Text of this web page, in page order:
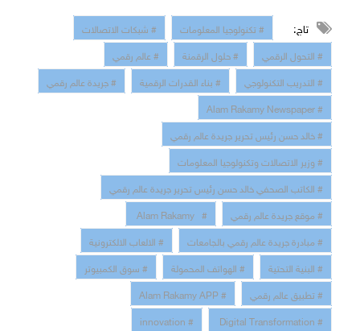
تاج: # تكنولوجيا المعلومات
# شبكات الاتصالات
# التحول الرقمي
# حلول الرقمنة
# عالم رقمي
# التدريب التكنولوجي
# بناء القدرات الرقمية
# جريدة عالم رقمي
# Alam Rakamy Newspaper
# خالد حسن رئيس تحرير جريدة عالم رقمي
# وزير الاتصالات وتكنولوجيا المعلومات
# الكاتب الصحفي خالد حسن رئيس تحرير جريدة عالم رقمي
# موقع جريدة عالم رقمي
# Alam Rakamy
# مبادرة جريدة عالم رقمي بالجامعات
# الالعاب الالكترونية
# البنية التحتية
# الهواتف المحمولة
# سوق الكمبيوتر
# تطبيق عالم رقمي
# Alam Rakamy APP
# Digital Transformation
# innovation